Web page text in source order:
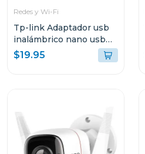
Redes y Wi-Fi
Tp-link Adaptador usb
inalámbrico nano usb
de doble banda ac1300
t3u nano
$19.95